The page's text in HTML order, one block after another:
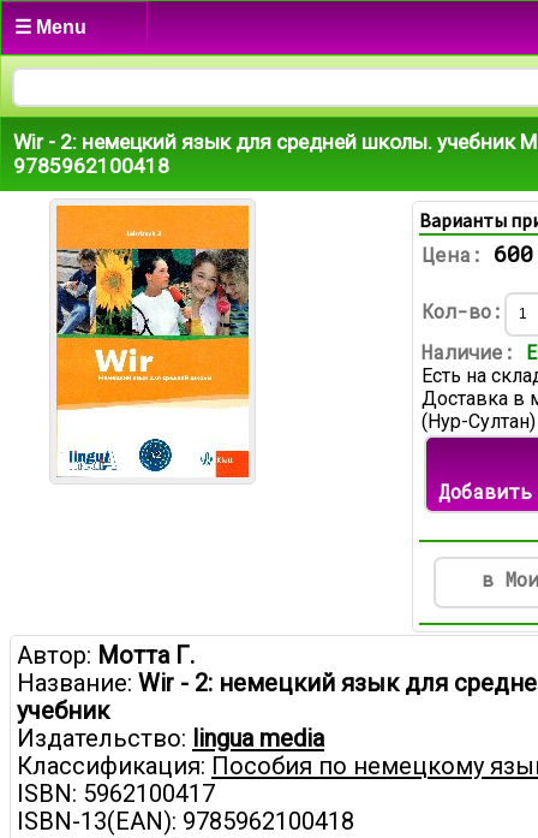
☰ Menu
Wir - 2: немецкий язык для средней школы. учебник
9785962100418
Варианты
Цена:
Кол-во:
Наличие:
Есть на
Доставка в
(Нур-
в
Автор: Мотта Г.
Название: Wir - 2: немецкий язык для
учебник
Издательство: lingua media
Классификация: Пособия по немецкому
ISBN: 5962100417
ISBN-13(EAN): 9785962100418